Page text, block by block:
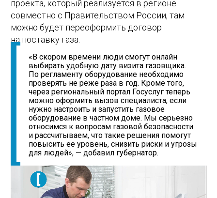
проекта, который реализуется в регионе
совместно с Правительством России, там
можно будет переоформить договор
на поставку газа.
«В скором времени люди смогут онлайн
выбирать удобную дату визита газовщика.
По регламенту оборудование необходимо
проверять не реже раза в год. Кроме того,
через региональный портал Госуслуг теперь
можно оформить вызов специалиста, если
нужно настроить и запустить газовое
оборудование в частном доме. Мы серьезно
относимся к вопросам газовой безопасности
и рассчитываем, что такие решения помогут
повысить ее уровень, снизить риски и угрозы
для людей», — добавил губернатор.